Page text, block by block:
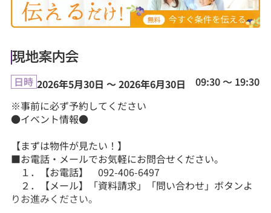
現地案内会
日時 2026年5月30日 ～ 2026年6月30日 09:30 ～ 19:30
※事前に必ず予約してください
●イベント情報●
【まずは物件が見たい！】
■お電話・メールでお気軽にお問合せください。
１．【お電話】 092-406-6497
２．【メール】「資料請求」「問い合わせ」ボタンよ
りお進みください。